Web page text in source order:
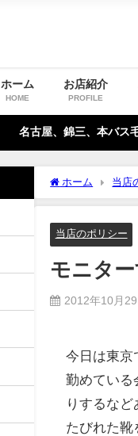
ホーム
HOME
お店紹介
PROFILE
名古屋、錦三、本バス
ホーム 当店
当店のポリシー
モニター
2012年10月29
今日は東京
勤めている
りするな
たびれた靴